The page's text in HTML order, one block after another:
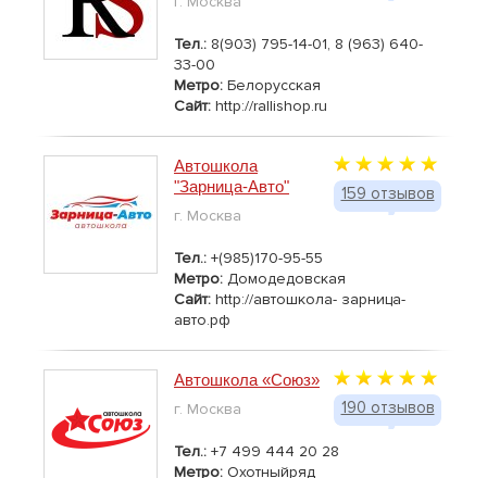
Тел.: 8(903) 795-14-01, 8 (963) 640-
33-00
Метро: Белорусская
Сайт: http://rallishop.ru
159 отзывов
Автошкола
"Зарница-Авто"
г. Москва
Тел.: +(985)170-95-55
Метро: Домодедовская
Сайт: http://автошкола- зарница-
авто.рф
190 отзывов
Автошкола «Союз»
г. Москва
Тел.: +7 499 444 20 28
Метро: Охотныйряд